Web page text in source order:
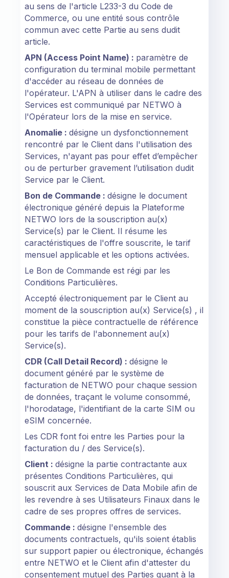
au sens de l'article L233-3 du Code de
Commerce, ou une entité sous contrôle
commun avec cette Partie au sens dudit
article.
APN (Access Point Name) : paramètre de
configuration du terminal mobile permettant
d'accéder au réseau de données de
l'opérateur. L'APN à utiliser dans le cadre des
Services est communiqué par NETWO à
l'Opérateur lors de la mise en service.
Anomalie :désigne un dysfonctionnement
rencontré par le Client dans l'utilisation des
Services, n'ayant pas pour effet d’empêcher
ou de perturber gravement l’utilisation dudit
Service par le Client.
Bon de Commande :désigne le document
électronique généré depuis la Plateforme
NETWO lors de la souscription au(x)
Service(s) par le Client. Il résume les
caractéristiques de l'offre souscrite, le tarif
mensuel applicable et les options activées.
Le Bon de Commande est régi par les
Conditions Particulières.
Accepté électroniquement par le Client au
moment de la souscription au(x) Service(s) , il
constitue la pièce contractuelle de référence
pour les tarifs de l'abonnement au(x)
Service(s).
CDR (Call Detail Record) :désigne le
document généré par le système de
facturation de NETWO pour chaque session
de données, traçant le volume consommé,
l'horodatage, l'identifiant de la carte SIM ou
eSIM concernée.
Les CDR font foi entre les Parties pour la
facturation du / des Service(s).
Client :désigne la partie contractante aux
présentes Conditions Particulières, qui
souscrit aux Services de Data Mobile afin de
les revendre à ses Utilisateurs Finaux dans le
cadre de ses propres offres de services.
Commande :désigne l'ensemble des
documents contractuels, qu'ils soient établis
sur support papier ou électronique, échangés
entre NETWO et le Client afin d'attester du
consentement mutuel des Parties quant à la